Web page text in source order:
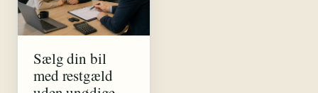
Sælg din bil
med restgæld